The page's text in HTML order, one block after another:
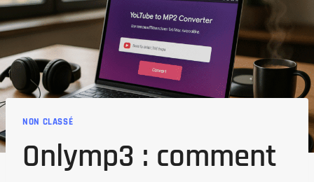
NON CLASSÉ
Onlymp3 : comment